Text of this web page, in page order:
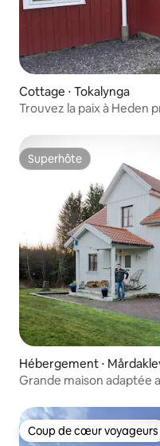
Cottage ⋅ Tokalynga
Trouvez la paix à Heden
Superhôte
Superhôte
Hébergement ⋅
Grande maison adaptée
Coup de cœur voyageurs
Coup de cœur voyageurs